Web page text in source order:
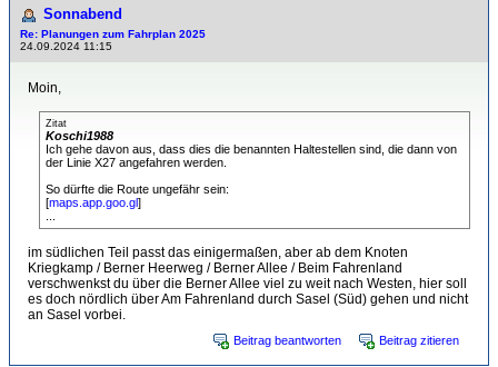
Sonnabend
Re: Planungen zum Fahrplan 2025
24.09.2024 11:15
Moin,
Zitat
Koschi1988
Ich gehe davon aus, dass dies die benannten Haltestellen sind, die dann von
der Linie X27 angefahren werden.
So dürfte die Route ungefähr sein:
[maps.app.goo.gl]
im südlichen Teil passt das einigermaßen, aber ab dem Knoten
Kriegkamp / Berner Heerweg / Berner Allee / Beim Fahrenland
verschwenkst du über die Berner Allee viel zu weit nach Westen, hier soll
es doch nördlich über Am Fahrenland durch Sasel (Süd) gehen und nicht
an Sasel vorbei.
Beitrag beantworten Beitrag zitieren